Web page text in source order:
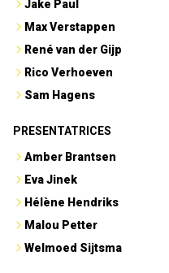
Jake Paul
Max Verstappen
René van der Gijp
Rico Verhoeven
Sam Hagens
PRESENTATRICES
Amber Brantsen
Eva Jinek
Hélène Hendriks
Malou Petter
Welmoed Sijtsma